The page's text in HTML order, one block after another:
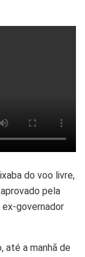
do voo livre,
pela
governador
até a manhã de